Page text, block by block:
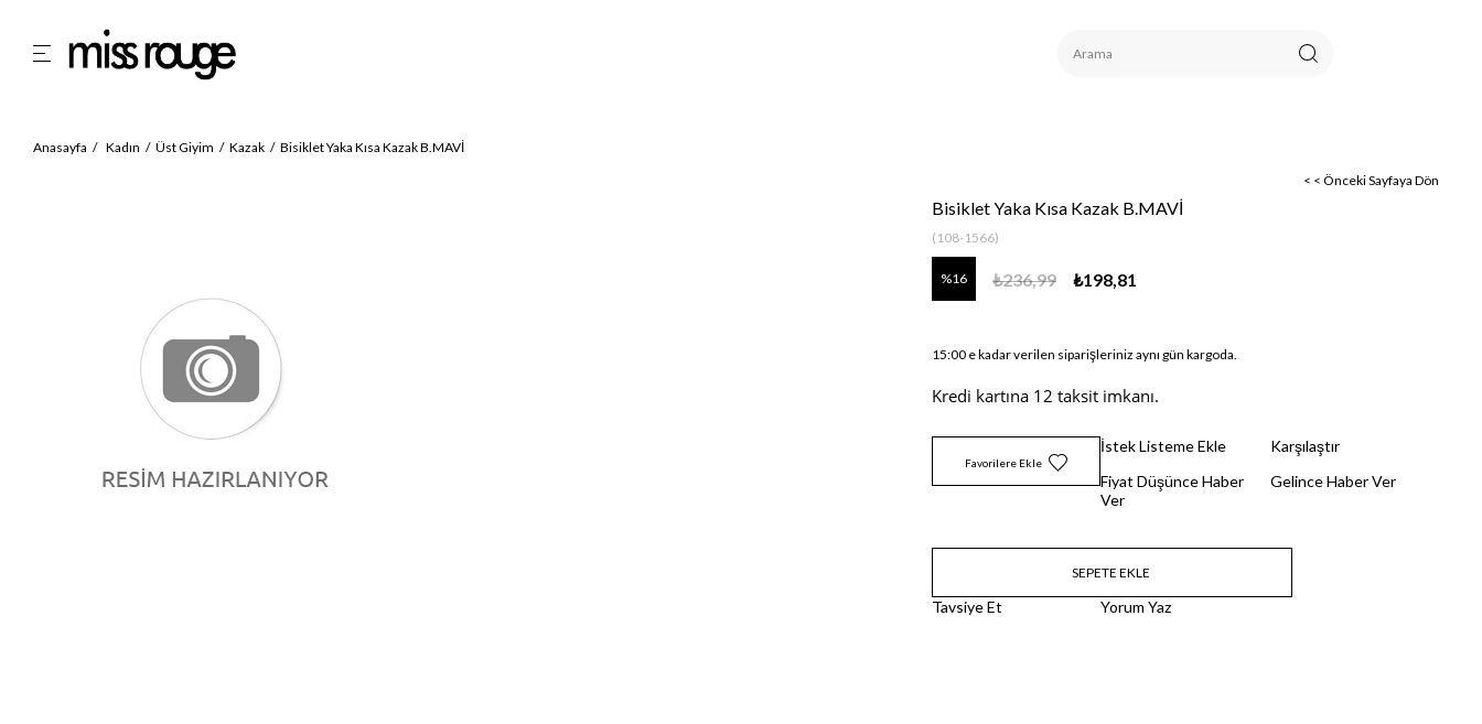
Anasayfa Kadın Üst Giyim Kazak
Bisiklet Yaka Kısa Kazak B.MAVİ
< < Önceki Sayfaya Dön
Bisiklet Yaka Kısa Kazak B.MAVİ
(108-1566)
16 ₺236,99 ₺198,81
15:00 e kadar verilen siparişleriniz aynı gün kargoda.
Kredi kartına 12 taksit imkanı.
Favorilere Ekle
İstek Listeme Ekle
Karşılaştır
Fiyat Düşünce Haber
Ver
Gelince Haber Ver
Tavsiye Et Yorum Yaz